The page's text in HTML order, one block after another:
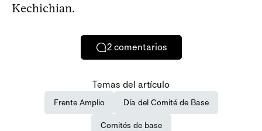
Kechichian.
2 comentarios
Temas del artículo
Frente Amplio Día del Comité de Base
Comités de base